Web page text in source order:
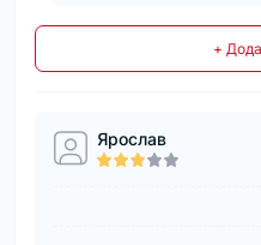
+
Ярослав